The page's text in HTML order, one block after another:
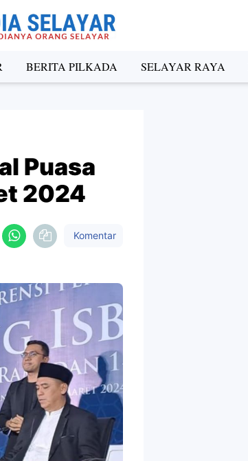
BERITA PILKADA SELAYAR RAYA
Puasa
2024
Komentar